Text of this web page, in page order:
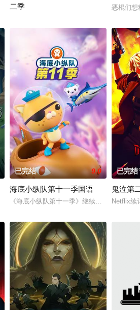
二季
恶棍们想
自己神秘的过去，于是在弟弟和朋友们的帮
已完结 9.0
海底小纵队第十一季国语
《海底小纵队第十一季》继续带领小朋友
已完结
鬼泣第
Netflix续